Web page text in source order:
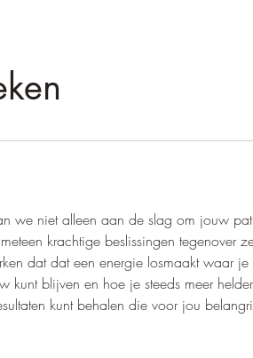
we niet alleen aan de slag om jouw
krachtige beslissingen tegenover
dat dat een energie losmaakt waar je
kunt blijven en hoe je steeds meer
kunt behalen die voor jou